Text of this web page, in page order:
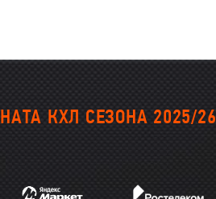
КХЛ СЕЗОНА 2025/26